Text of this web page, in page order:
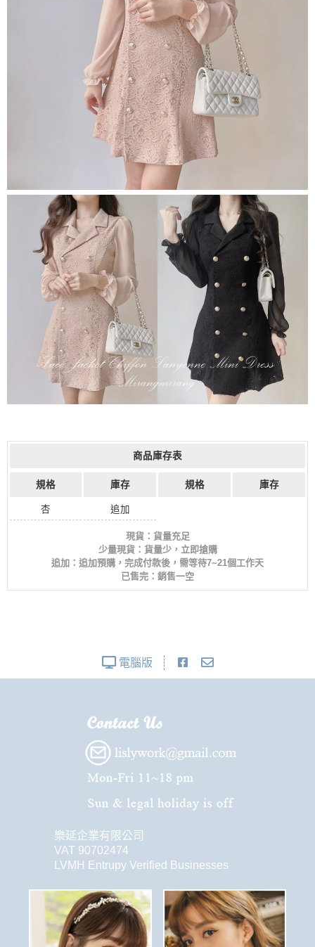
商品庫存表
規格 庫存 規格 庫存
杏 追加
現貨：貨量充足
少量現貨：貨量少，立即搶購
追加：追加預購，完成付款後，需等待7~21個工作天
已售完：銷售一空
電腦版
樂延企業有限公司
VAT 90702474
LVMH Entrupy Verified Businesses